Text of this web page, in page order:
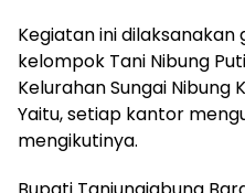
Kegiatan ini
kelompok Tani Nibung
Kelurahan Sungai Nibung
Yaitu, setiap kantor
mengikutinya.